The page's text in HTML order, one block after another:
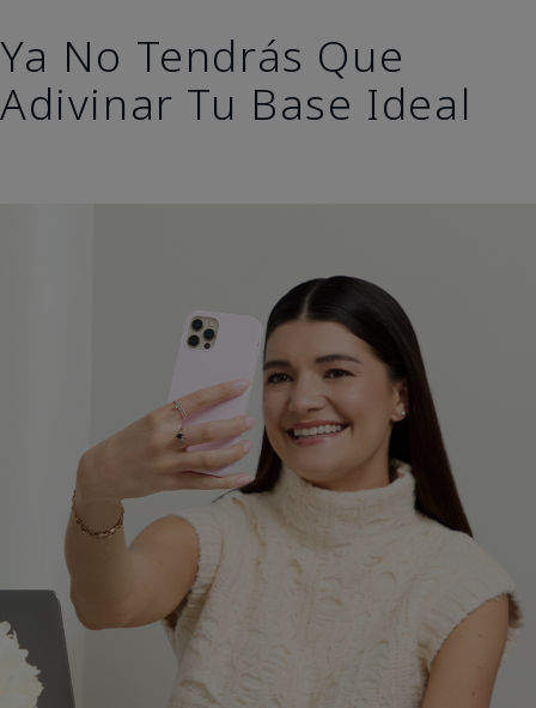
Ya No Tendrás Que
Adivinar Tu Base Ideal